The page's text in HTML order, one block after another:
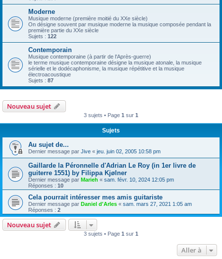
Moderne
Musique moderne (première moitié du XXe siècle)
On désigne souvent par musique moderne la musique composée pendant la
première partie du XXe siècle
Sujets : 122
Contemporain
Musique contemporaine (à partir de l'Après-guerre)
le terme musique contemporaine désigne la musique atonale, la musique
sérielle et le dodécaphonisme, la musique répétitive et la musique
électroacoustique
Sujets : 87
Nouveau sujet
3 sujets • Page 1 sur 1
Sujets
Au sujet de...
Dernier message par Jive « jeu. juin 02, 2005 10:58 pm
Gaillarde la Péronnelle d'Adrian Le Roy (in 1er livre de
guiterre 1551) by Filippa Kjølner
Dernier message par Marieh « sam. févr. 10, 2024 12:05 pm
Réponses : 10
Cela pourrait intéresser mes amis guitariste
Dernier message par Daniel d'Arles « sam. mars 27, 2021 1:05 am
Réponses : 2
Nouveau sujet
3 sujets • Page 1 sur 1
Aller à